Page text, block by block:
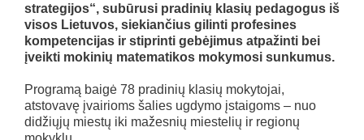
strategijos“, subūrusi pradinių klasių pedagogus iš
visos Lietuvos, siekiančius gilinti profesines
kompetencijas ir stiprinti gebėjimus atpažinti bei
įveikti mokinių matematikos mokymosi sunkumus.
Programą baigė 78 pradinių klasių mokytojai,
atstovavę įvairioms šalies ugdymo įstaigoms – nuo
didžiųjų miestų iki mažesnių miestelių ir regionų